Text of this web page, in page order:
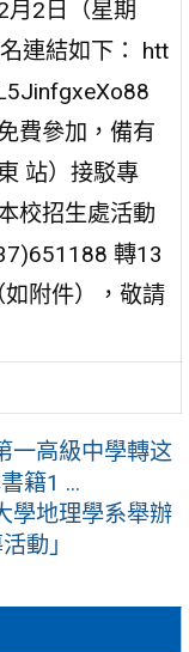
月2日（星期
連結如下： htt
費參加，備有
站）接駁專
校招生處活動
轉13
附件），敬請
一高級中學轉这
籍1 ...
學地理學系舉辦
動」